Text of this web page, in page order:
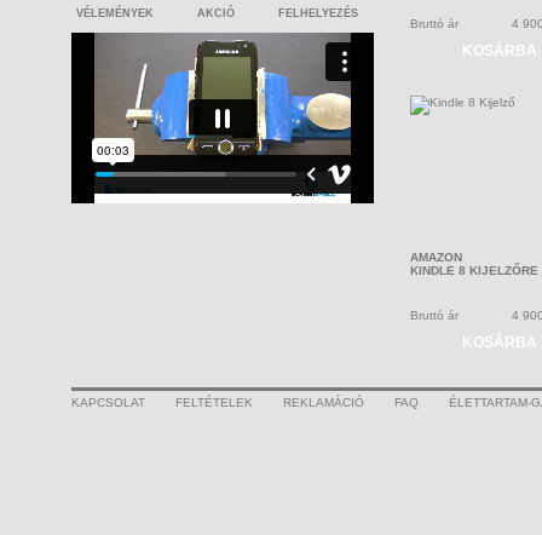
VÉLEMÉNYEK AKCIÓ FELHELYEZÉS
Bruttó ár 4
KOSÁRBA
AMAZON
KINDLE 8 KIJELZŐRE
Bruttó ár 4
KOSÁRBA
KAPCSOLAT FELTÉTELEK REKLAMÁCIÓ FAQ ÉLETTARTAM-